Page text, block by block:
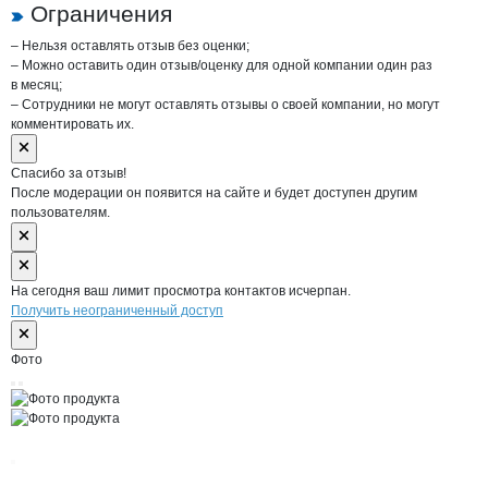
Ограничения
– Нельзя оставлять отзыв без оценки;
– Можно оставить один отзыв/оценку для одной компании один раз
в месяц;
– Сотрудники не могут оставлять отзывы о своей компании, но могут
комментировать их.
Спасибо за отзыв!
После модерации он появится на сайте и будет доступен другим
пользователям.
На сегодня ваш лимит просмотра контактов исчерпан.
Получить неограниченный доступ
Фото